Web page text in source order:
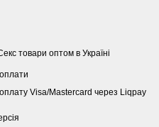
товари оптом в Україні